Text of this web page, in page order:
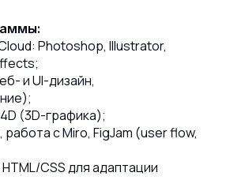
Photoshop, Illustrator,
и UI-дизайн,
(3D-графика);
с Miro, FigJam (user flow,
CSS для адаптации